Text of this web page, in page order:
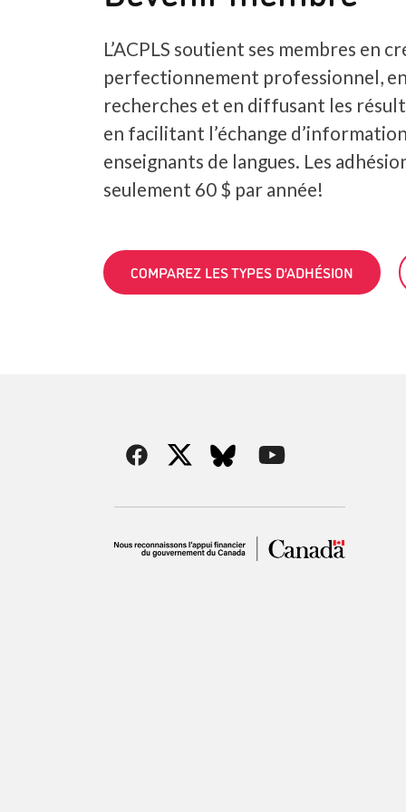
L’ACPLS soutient ses membres en
perfectionnement professionnel,
recherches et en diffusant les
en facilitant l’échange
enseignants de langues. Les
seulement 60 $ par année!
COMPAREZ LES TYPES D’ADHÉSION